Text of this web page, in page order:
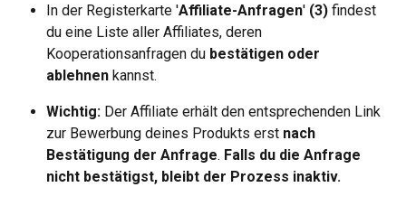
In der Registerkarte 'Affiliate-Anfragen' (3) findest
du eine Liste aller Affiliates, deren
Kooperationsanfragen du bestätigen oder
ablehnen kannst.
Wichtig: Der Affiliate erhält den entsprechenden Link
zur Bewerbung deines Produkts erst nach
Bestätigung der Anfrage. Falls du die Anfrage
nicht bestätigst, bleibt der Prozess inaktiv.